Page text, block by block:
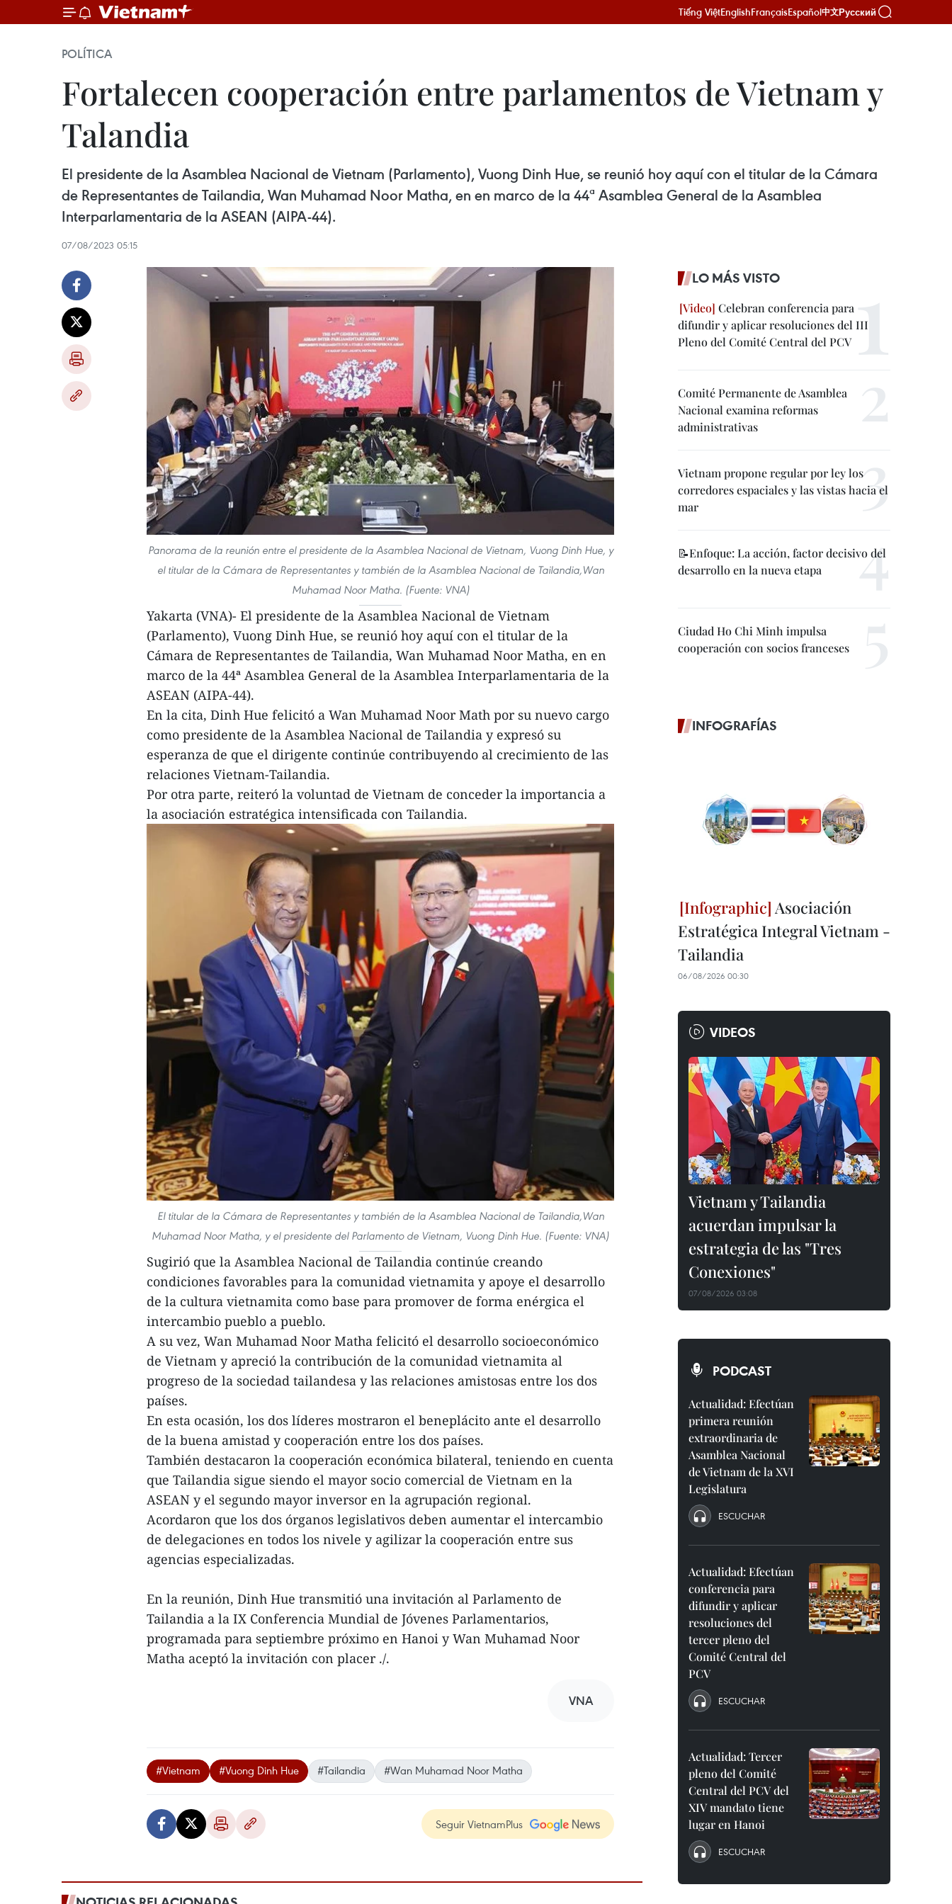
Tiếng ViệtEnglishFrançaisEspañol中文Русский
POLÍTICA
Fortalecen cooperación entre parlamentos de Vietnam y
Talandia
El presidente de la Asamblea Nacional de Vietnam (Parlamento), Vuong Dinh Hue, se reunió hoy aquí con el titular de la Cámara
de Representantes de Tailandia, Wan Muhamad Noor Matha, en en marco de la 44ª Asamblea General de la Asamblea
Interparlamentaria de la ASEAN (AIPA-44).
07/08/2023 05:15
Panorama de la reunión entre el presidente de la Asamblea Nacional de Vietnam, Vuong Dinh Hue, y
el titular de la Cámara de Representantes y también de la Asamblea Nacional de Tailandia,Wan
Muhamad Noor Matha. (Fuente: VNA)
Yakarta (VNA)- El presidente de la Asamblea Nacional de Vietnam
(Parlamento), Vuong Dinh Hue, se reunió hoy aquí con el titular de la
Cámara de Representantes de Tailandia, Wan Muhamad Noor Matha, en en
marco de la 44ª Asamblea General de la Asamblea Interparlamentaria de la
ASEAN (AIPA-44).
En la cita, Dinh Hue felicitó a Wan Muhamad Noor Math por su nuevo cargo
como presidente de la Asamblea Nacional de Tailandia y expresó su
esperanza de que el dirigente continúe contribuyendo al crecimiento de las
relaciones Vietnam-Tailandia.
Por otra parte, reiteró la voluntad de Vietnam de conceder la importancia a
la asociación estratégica intensificada con Tailandia.
El titular de la Cámara de Representantes y también de la Asamblea Nacional de Tailandia,Wan
Muhamad Noor Matha, y el presidente del Parlamento de Vietnam, Vuong Dinh Hue. (Fuente: VNA)
Sugirió que la Asamblea Nacional de Tailandia continúe creando
condiciones favorables para la comunidad vietnamita y apoye el desarrollo
de la cultura vietnamita como base para promover de forma enérgica el
intercambio pueblo a pueblo.
A su vez, Wan Muhamad Noor Matha felicitó el desarrollo socioeconómico
de Vietnam y apreció la contribución de la comunidad vietnamita al
progreso de la sociedad tailandesa y las relaciones amistosas entre los dos
países.
En esta ocasión, los dos líderes mostraron el beneplácito ante el desarrollo
de la buena amistad y cooperación entre los dos países.
También destacaron la cooperación económica bilateral, teniendo en cuenta
que Tailandia sigue siendo el mayor socio comercial de Vietnam en la
ASEAN y el segundo mayor inversor en la agrupación regional.
Acordaron que los dos órganos legislativos deben aumentar el intercambio
de delegaciones en todos los nivele y agilizar la cooperación entre sus
agencias especializadas.
En la reunión, Dinh Hue transmitió una invitación al Parlamento de
Tailandia a la IX Conferencia Mundial de Jóvenes Parlamentarios,
programada para septiembre próximo en Hanoi y Wan Muhamad Noor
Matha aceptó la invitación con placer ./.
VNA
#Vietnam #Vuong Dinh Hue #Tailandia #Wan Muhamad Noor Matha
Seguir VietnamPlus
LO MÁS VISTO
Celebran conferencia para
difundir y aplicar resoluciones del III
Pleno del Comité Central del PCV
Comité Permanente de Asamblea
Nacional examina reformas
administrativas
Vietnam propone regular por ley los
corredores espaciales y las vistas hacia el
mar
📝Enfoque: La acción, factor decisivo del
desarrollo en la nueva etapa
Ciudad Ho Chi Minh impulsa
cooperación con socios franceses
INFOGRAFÍAS
Asociación
Estratégica Integral Vietnam -
Tailandia
06/08/2026 00:30
VIDEOS
Vietnam y Tailandia
acuerdan impulsar la
estrategia de las "Tres
Conexiones"
07/08/2026 03:08
PODCAST
Actualidad: Efectúan
primera reunión
extraordinaria de
Asamblea Nacional
de Vietnam de la XVI
Legislatura
ESCUCHAR
Actualidad: Efectúan
conferencia para
difundir y aplicar
resoluciones del
tercer pleno del
Comité Central del
PCV
ESCUCHAR
Actualidad: Tercer
pleno del Comité
Central del PCV del
XIV mandato tiene
lugar en Hanoi
ESCUCHAR